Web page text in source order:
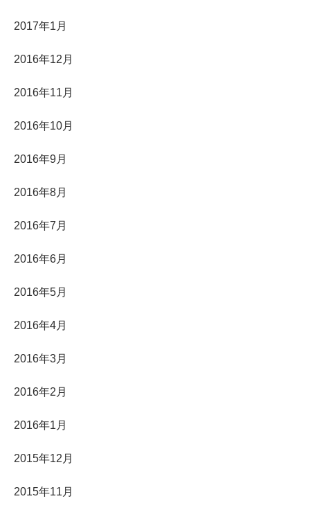
2017年1月
2016年12月
2016年11月
2016年10月
2016年9月
2016年8月
2016年7月
2016年6月
2016年5月
2016年4月
2016年3月
2016年2月
2016年1月
2015年12月
2015年11月